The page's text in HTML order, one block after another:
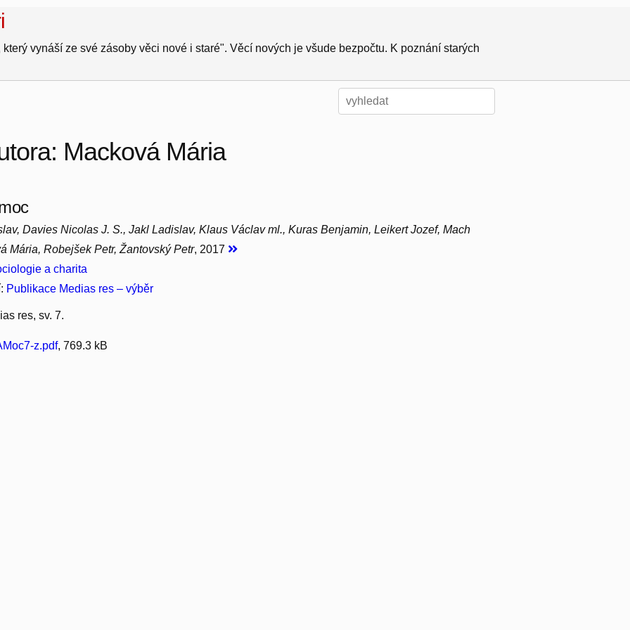
vynáší ze své zásoby věci nové i staré". Věcí nových je všude bezpočtu. K poznání starých
Macková Mária
Davies Nicolas J. S., Jakl Ladislav, Klaus Václav ml., Kuras Benjamin, Leikert Jozef, Mach
Mária, Robejšek Petr, Žantovský Petr, 2017
a charita
Publikace Medias res – výběr
res, sv. 7.
z.pdf, 769.3 kB